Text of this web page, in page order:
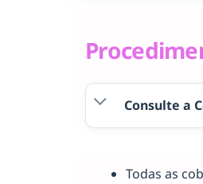
Consulte a
Todas as